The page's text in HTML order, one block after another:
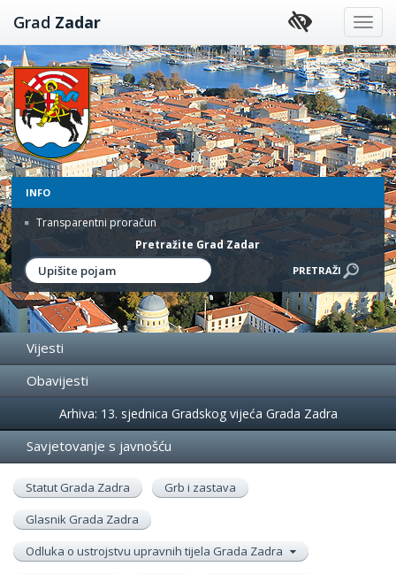
Preskoči
na
sadržaj
Grad Zadar
INFO
Transparentni proračun
Pretražite Grad Zadar
Vijesti
Obavijesti
Događanja
Arhiva: 13. sjednica Gradskog vijeća Grada Zadra
Savjetovanje s javnošću
Statut Grada Zadra
Grb i zastava
Glasnik Grada Zadra
Odluka o ustrojstvu upravnih tijela Grada Zadra